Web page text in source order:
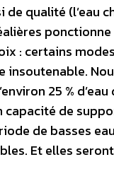
qualité (l’eau
ponctionne
: certains
25 % d’eau
capacité de
de basses
Et elles